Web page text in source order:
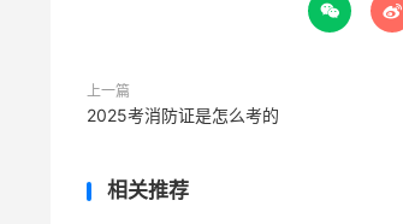
 
上一篇
2025考消防证是怎么考的
相关推荐